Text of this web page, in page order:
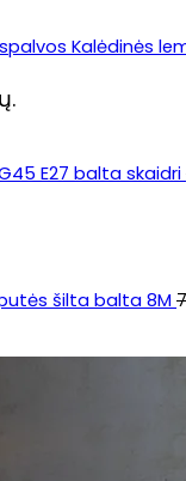
Kalėdinės
E27 balta skaidri
šilta balta 8M